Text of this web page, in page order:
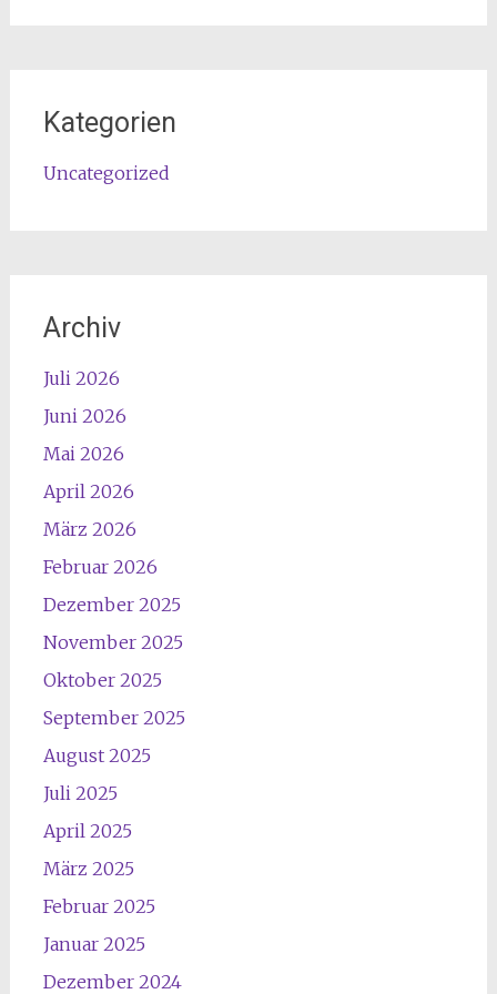
Kategorien
Uncategorized
Archiv
Juli 2026
Juni 2026
Mai 2026
April 2026
März 2026
Februar 2026
Dezember 2025
November 2025
Oktober 2025
September 2025
August 2025
Juli 2025
April 2025
März 2025
Februar 2025
Januar 2025
Dezember 2024